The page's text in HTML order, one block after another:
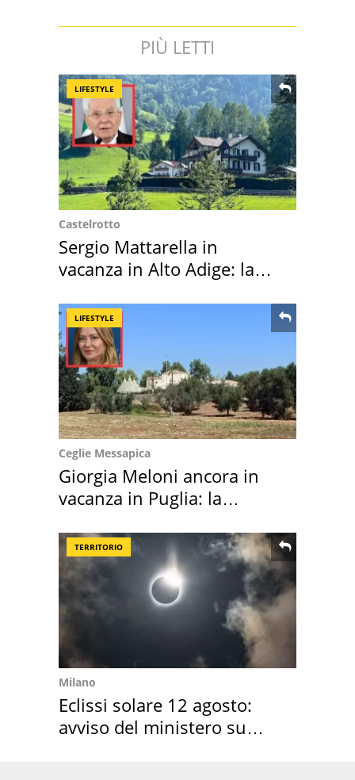
PIÙ LETTI
LIFESTYLE
Castelrotto
Sergio Mattarella in
vacanza in Alto Adige: la
LIFESTYLE
Ceglie Messapica
Giorgia Meloni ancora in
vacanza in Puglia: la
TERRITORIO
Milano
Eclissi solare 12 agosto:
avviso del ministero su